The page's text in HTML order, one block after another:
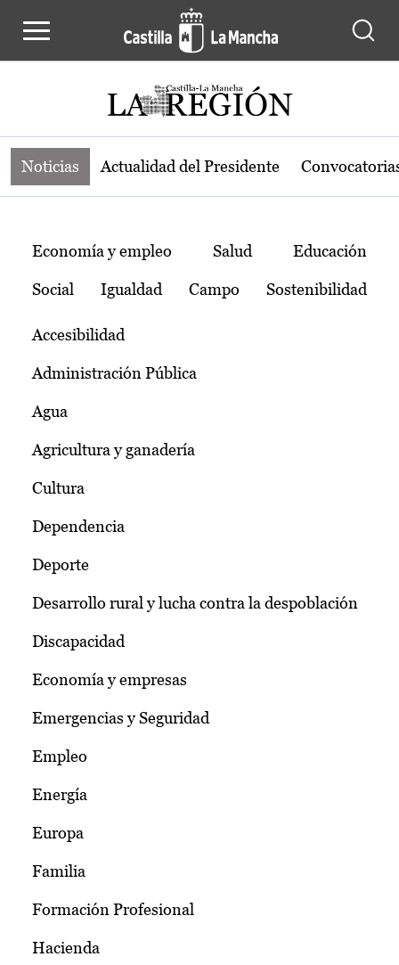
Noticias de la región de Castilla-La
Noticias Actualidad del Presidente
Temas
Economía y empleo Salud Educación
Social Igualdad Campo Sostenibilidad
Accesibilidad
Administración Pública
Agua
Agricultura y ganadería
Cultura
Dependencia
Deporte
Desarrollo rural y lucha contra la despoblación
Discapacidad
Economía y empresas
Emergencias y Seguridad
Empleo
Energía
Europa
Familia
Formación Profesional
Hacienda